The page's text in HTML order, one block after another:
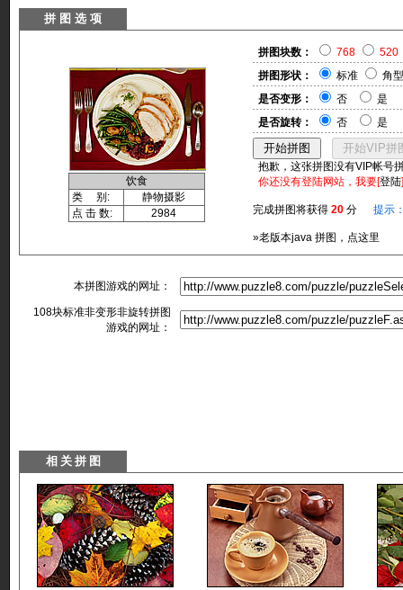
拼 图 选 项
饮食
类 别:
静物摄影
点 击 数:
2984
拼图块数： 768
520
拼图形状：
标准
角型
是否变形：
否
是
是否旋转：
否 是
抱歉，这张拼图没有VIP帐号
你还没有登陆网站，我要[登陆
完成拼图将获得 20 分 提示
»老版本java 拼图，点这里
本拼图游戏的网址：
108块标准非变形非旋转拼图
游戏的网址：